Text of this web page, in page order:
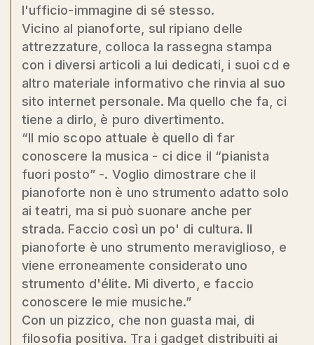
l'ufficio-immagine di sé stesso.
Vicino al pianoforte, sul ripiano delle
attrezzature, colloca la rassegna stampa
con i diversi articoli a lui dedicati, i suoi cd e
altro materiale informativo che rinvia al suo
sito internet personale. Ma quello che fa, ci
tiene a dirlo, è puro divertimento.
“Il mio scopo attuale è quello di far
conoscere la musica - ci dice il “pianista
fuori posto” -. Voglio dimostrare che il
pianoforte non è uno strumento adatto solo
ai teatri, ma si può suonare anche per
strada. Faccio così un po' di cultura. Il
pianoforte è uno strumento meraviglioso, e
viene erroneamente considerato uno
strumento d'élite. Mi diverto, e faccio
conoscere le mie musiche.”
Con un pizzico, che non guasta mai, di
filosofia positiva. Tra i gadget distribuiti ai